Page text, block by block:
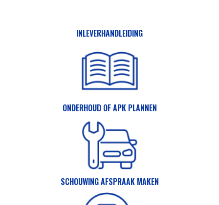
INLEVERHANDLEIDING
ONDERHOUD OF APK PLANNEN
SCHOUWING AFSPRAAK MAKEN